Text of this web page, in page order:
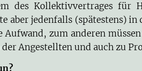
des Kollektivvertrages für
aber jedenfalls (spätestens)
zum anderen
Angestellten und auch zu